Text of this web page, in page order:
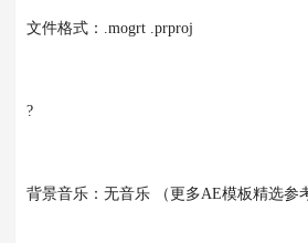
文件格式：.mogrt .prproj
?
背景音乐：无音乐 （更多AE模板精选参